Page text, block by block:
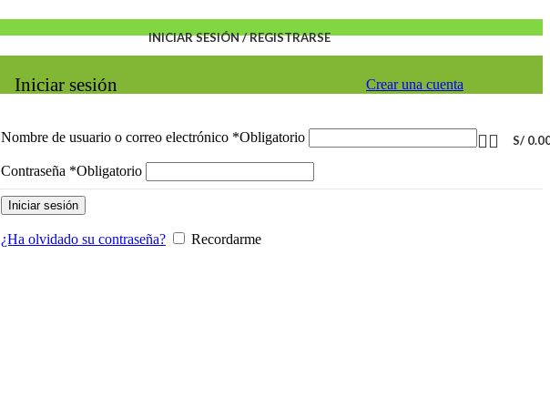
INICIAR SESIÓN / REGISTRARSE
Iniciar sesión Crear una cuenta
Nombre de usuario o correo electrónico *Obligatorio
Contraseña *Obligatorio
Iniciar sesión
¿Ha olvidado su contraseña? Recordarme
S/